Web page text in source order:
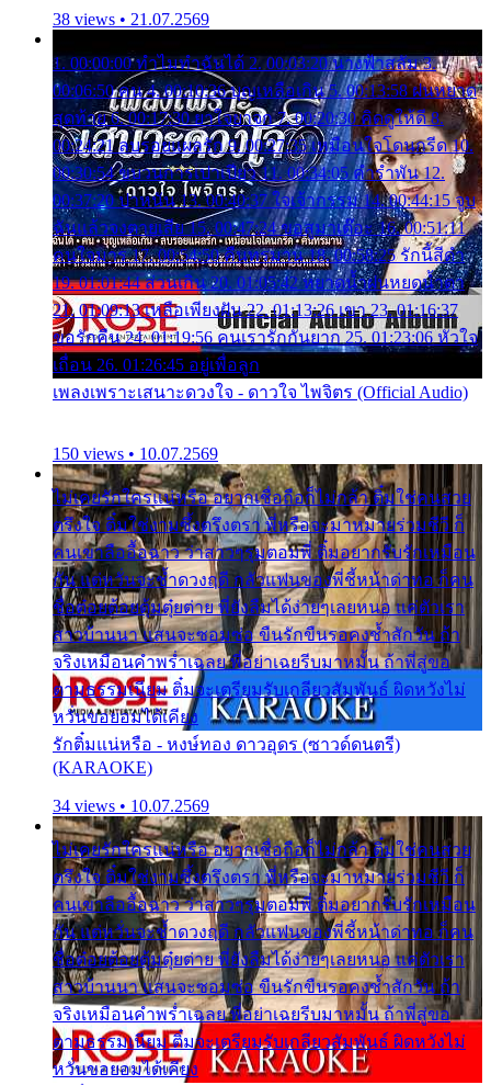
38 views • 21.07.2569
1. 00:00:00 ทำไมทำฉันได้ 2. 00:03:20 นางฟ้าสลัม 3.
00:06:50 คน 4. 00:10:36 บุญเหลือเกิน 5. 00:13:58 ฝนหยาด
สุดท้าย 6. 00:17:30 ยาใจยาจก 7. 00:20:30 คิดดูให้ดี 8.
00:24:21 ลบรอยแผลรัก 9. 00:27:35 เหมือนใจโดนกรีด 10.
00:30:54 ขบวนการเปาเปียว 11. 00:34:05 คำรำพัน 12.
00:37:20 ปาหนัน 13. 00:40:37 ใจเจ้ากรรม 14. 00:44:15 จูบ
ฉันแล้วจงตายเสีย 15. 00:47:24 ขอสูมาเต๊อะ 16. 00:51:11
คนใจมาร 17. 00:54:50 คืนทรมาน 18. 00:58:25 รักนี้สีดำ
19. 01:01:44 ส่วนเกิน 20. 01:05:42 หยาดน้ำฝนหยดน้ำตา
21. 01:09:13 เหลือเพียงฝัน 22. 01:13:26 เขา 23. 01:16:37
ขอรักคืน 24. 01:19:56 คนเรารักกันยาก 25. 01:23:06 หัวใจ
เถื่อน 26. 01:26:45 อยู่เพื่อลูก
เพลงเพราะเสนาะดวงใจ - ดาวใจ ไพจิตร (Official Audio)
150 views • 10.07.2569
ไม่เคยรักใครแน่หรือ อยากเชื่อถือก็ไม่กล้า ติ๋มใช่คนสวย
ตรึงใจ ติ๋มใช่งามซึ้งตรึงตรา พี่หรือจะมาหมายร่วมชีวี ก็
คนเขาลืออื้อฉาว ว่าสาวๆรุมตอมพี่ ติ๋มอยากรับรักเหมือน
กัน แต่หวั่นจะช้ำดวงฤดี กลัวแฟนของพี่ชี้หน้าด่าทอ ก็คน
ชื่อต๋อยต้อยตุ้มตุ๋ยต่าย พี่ยังลืมได้ง่ายๆเลยหนอ แค่ตัวเรา
สาวบ้านนา แสนจะซอมซ่อ ขืนรักขืนรอคงช้ำสักวัน ถ้า
จริงเหมือนคำพร่ำเฉลย พี่อย่าเฉยรีบมาหมั้น ถ้าพี่สู่ขอ
ตามธรรมเนียม ติ๋มจะเตรียมรับเกลียวสัมพันธ์ ผิดหวังไม่
หวั่นขอยอมได้เคียง
รักติ๋มแน่หรือ - หงษ์ทอง ดาวอุดร (ซาวด์ดนตรี)
(KARAOKE)
34 views • 10.07.2569
ไม่เคยรักใครแน่หรือ อยากเชื่อถือก็ไม่กล้า ติ๋มใช่คนสวย
ตรึงใจ ติ๋มใช่งามซึ้งตรึงตรา พี่หรือจะมาหมายร่วมชีวี ก็
คนเขาลืออื้อฉาว ว่าสาวๆรุมตอมพี่ ติ๋มอยากรับรักเหมือน
กัน แต่หวั่นจะช้ำดวงฤดี กลัวแฟนของพี่ชี้หน้าด่าทอ ก็คน
ชื่อต๋อยต้อยตุ้มตุ๋ยต่าย พี่ยังลืมได้ง่ายๆเลยหนอ แค่ตัวเรา
สาวบ้านนา แสนจะซอมซ่อ ขืนรักขืนรอคงช้ำสักวัน ถ้า
จริงเหมือนคำพร่ำเฉลย พี่อย่าเฉยรีบมาหมั้น ถ้าพี่สู่ขอ
ตามธรรมเนียม ติ๋มจะเตรียมรับเกลียวสัมพันธ์ ผิดหวังไม่
หวั่นขอยอมได้เคียง